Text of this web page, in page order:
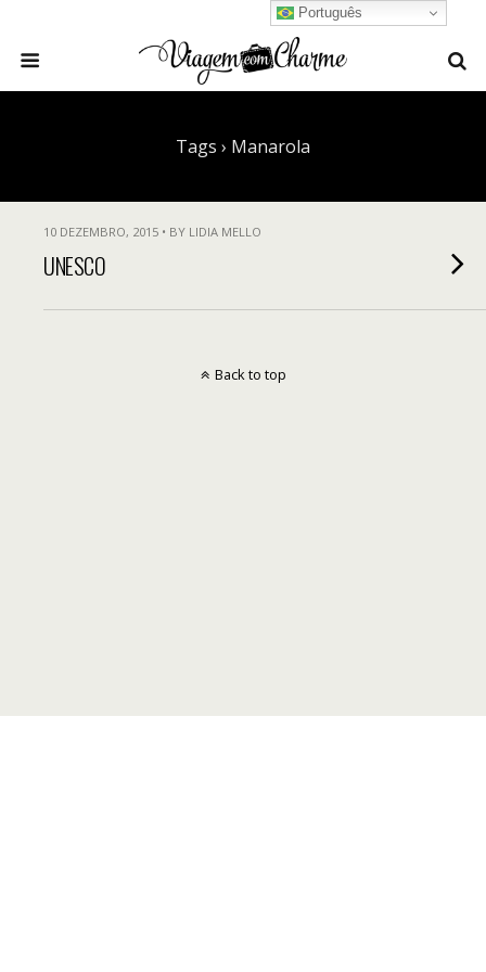
Tags › Manarola
10 DEZEMBRO, 2015 • BY LIDIA MELLO
UNESCO
Português
Back to top